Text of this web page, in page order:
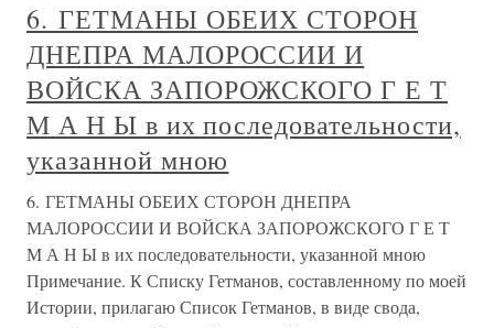
6. ГЕТМАНЫ ОБЕИХ СТОРОН
ДНЕПРА МАЛОРОССИИ И
ВОЙСКА ЗАПОРОЖСКОГО Г Е Т
М А Н Ы в их последовательности,
указанной мною
6. ГЕТМАНЫ ОБЕИХ СТОРОН ДНЕПРА
МАЛОРОССИИ И ВОЙСКА ЗАПОРОЖСКОГО Г Е Т
М А Н Ы в их последовательности, указанной мною
Примечание. К Списку Гетманов, составленному по моей
Истории, прилагаю Список Гетманов, в виде свода,